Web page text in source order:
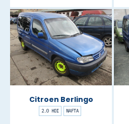
Citroen Berlingo
2.0 HDI NAFTA